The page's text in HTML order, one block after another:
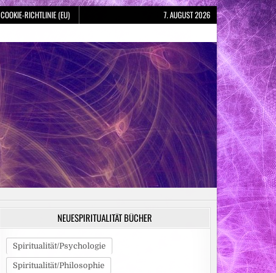
COOKIE-RICHTLINIE (EU) 7. AUGUST 2026
NEUESPIRITUALITÄT BÜCHER
Spiritualität/Psychologie
Spiritualität/Philosophie